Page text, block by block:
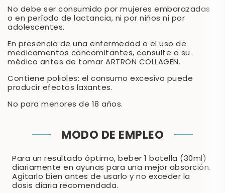
No debe ser consumido por mujeres embarazadas
o en período de lactancia, ni por niños ni por
adolescentes.
En presencia de una enfermedad o el uso de
medicamentos concomitantes, consulte a su
médico antes de tomar ARTRON COLLAGEN.
Contiene polioles: el consumo excesivo puede
producir efectos laxantes.
No para menores de 18 años.
MODO DE EMPLEO
Para un resultado óptimo, beber 1 botella (30ml)
diariamente en ayunas para una mejor absorción.
Agitarlo bien antes de usarlo y no exceder la
dosis diaria recomendada.